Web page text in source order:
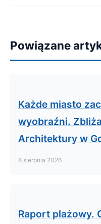
Powiązane
Każde miasto
wyobraźni.
Architektury w
8 sierpnia 2026
Raport plażowy.